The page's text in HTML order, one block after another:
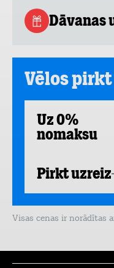
Dāvanas
Vēlos pirkt
Uz 0%
nomaksu
Pirkt uzreiz
Visas cenas ir norādītas